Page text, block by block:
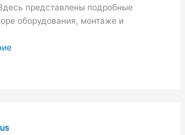
представлены подробные
оборудования, монтаже и